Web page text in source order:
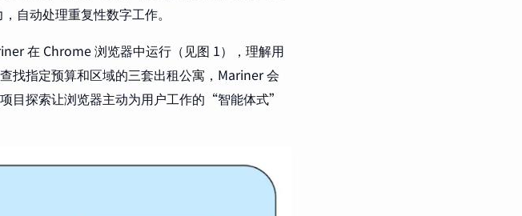
自动处理重复性数字工作。
在 Chrome 浏览器中运行（见图 1），理解用
找指定预算和区域的三套出租公寓，Mariner 会
目探索让浏览器主动为用户工作的“智能体式”